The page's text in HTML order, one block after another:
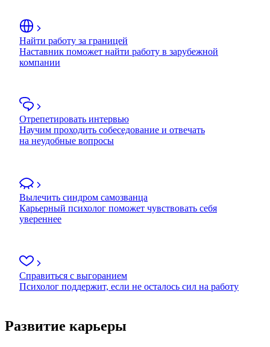
Найти работу за границей
Наставник поможет найти работу в зарубежной
компании
Отрепетировать интервью
Научим проходить собеседование и отвечать
на неудобные вопросы
Вылечить синдром самозванца
Карьерный психолог поможет чувствовать себя
увереннее
Справиться с выгоранием
Психолог поддержит, если не осталось сил на работу
Развитие карьеры